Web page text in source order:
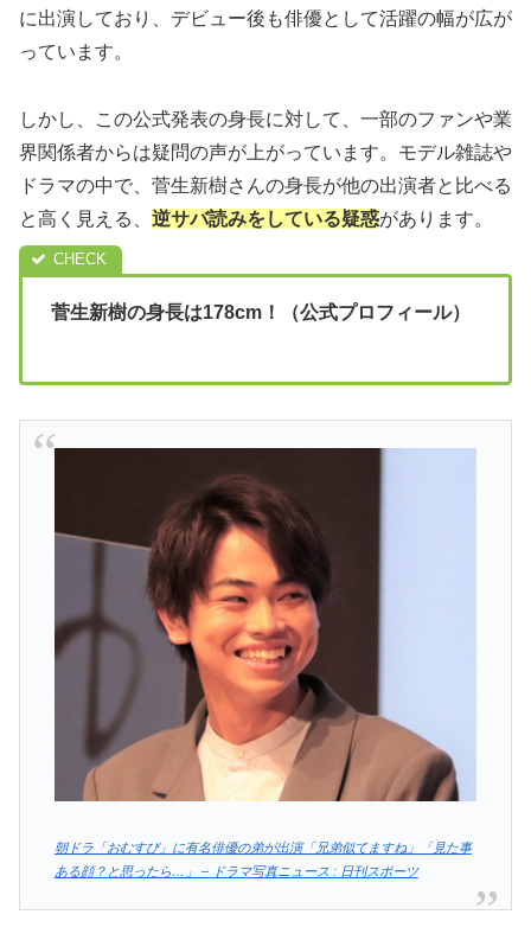
に出演しており、デビュー後も俳優として活躍の幅が広が
っています。
しかし、この公式発表の身長に対して、一部のファンや業
界関係者からは疑問の声が上がっています。モデル雑誌や
ドラマの中で、菅生新樹さんの身長が他の出演者と比べる
と高く見える、 逆サバ読みをしている疑惑があります。
菅生新樹の身長は178cm！（公式プロフィール）
朝ドラ「おむすび」に有名俳優の弟が出演「兄弟似てますね」「見た事
ある顔？と思ったら…」 – ドラマ写真ニュース : 日刊スポーツ